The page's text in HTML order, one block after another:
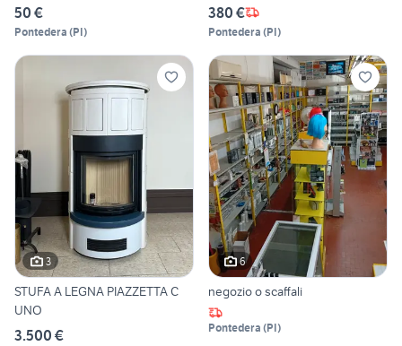
50 €
Pontedera (PI)
380 €
Pontedera (PI)
3
STUFA A LEGNA PIAZZETTA C
UNO
3.500 €
6
negozio o scaffali
Pontedera (PI)